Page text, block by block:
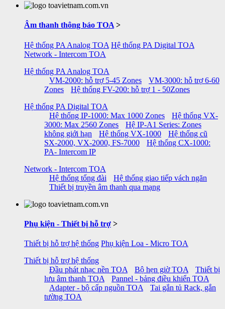
Âm thanh thông báo TOA >
Hệ thống PA Analog TOA Hệ thống PA Digital TOA
Network - Intercom TOA
Hệ thống PA Analog TOA
VM-2000: hỗ trợ 5-45 Zones
VM-3000: hỗ trợ 6-60
Zones
Hệ thống FV-200: hỗ trợ 1 - 50Zones
Hệ thống PA Digital TOA
Hệ thống IP-1000: Max 1000 Zones
Hệ thống VX-
3000: Max 2560 Zones
Hệ IP-A1 Series: Zones
không giới hạn
Hệ thống VX-1000
Hệ thống cũ
SX-2000, VX-2000, FS-7000
Hệ thống CX-1000:
PA- Intercom IP
Network - Intercom TOA
Hệ thống tổng đài
Hệ thống giao tiếp vách ngăn
Thiết bị truyền âm thanh qua mạng
Phụ kiện - Thiết bị hỗ trợ >
Thiết bị hỗ trợ hệ thống Phụ kiện Loa - Micro TOA
Thiết bị hỗ trợ hệ thống
Đầu phát nhạc nền TOA
Bộ hẹn giờ TOA
Thiết bị
lưu âm thanh TOA
Pannel - bảng điều khiển TOA
Adapter - bộ cấp nguồn TOA
Tai gắn tủ Rack, gắn
tường TOA